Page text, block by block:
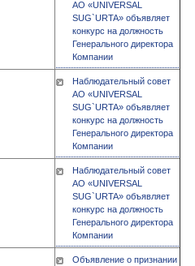
АО «UNIVERSAL
SUG`URTA» объявляет
конкурс на должность
Генерального директора
Компании
Наблюдательный совет
АО «UNIVERSAL
SUG`URTA» объявляет
конкурс на должность
Генерального директора
Компании
Наблюдательный совет
АО «UNIVERSAL
SUG`URTA» объявляет
конкурс на должность
Генерального директора
Компании
Объявление о признании